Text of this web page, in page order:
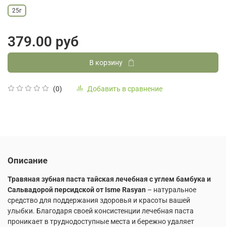
(0) Добавить в сравнение
25г
379.00 руб
В корзину
Описание
Травяная зубная паста тайская лечебная с углем бамбука и
Сальвадорой персидской от Isme Rasyan – натуральное
средство для поддержания здоровья и красоты вашей
улыбки. Благодаря своей консистенции лечебная паста
проникает в труднодоступные места и бережно удаляет